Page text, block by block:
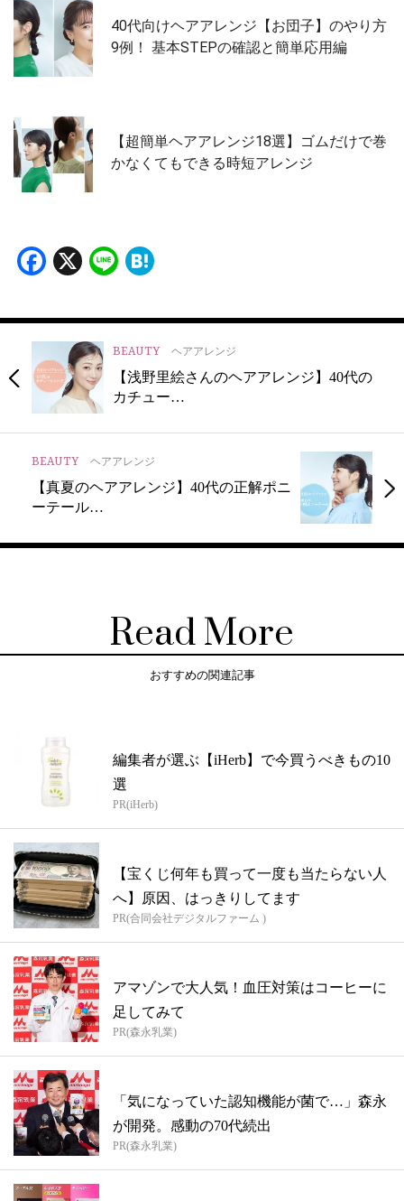
40代向けヘアアレンジ【お団子】のやり方
9例！ 基本STEPの確認と簡単応用編
【超簡単ヘアアレンジ18選】ゴムだけで巻
かなくてもできる時短アレンジ
Facebook
X Line
BEAUTY ヘアアレンジ
【浅野里絵さんのヘアアレンジ】40代の
カチュー…
BEAUTY ヘアアレンジ
【真夏のヘアアレンジ】40代の正解ポニ
ーテール…
Read More
おすすめの関連記事
編集者が選ぶ【iHerb】で今買うべきもの10
選
PR(iHerb)
【宝くじ何年も買って一度も当たらない人
へ】原因、はっきりしてます
PR(合同会社デジタルファーム )
アマゾンで大人気！血圧対策はコーヒーに
足してみて
PR(森永乳業)
「気になっていた認知機能が菌で…」森永
が開発。感動の70代続出
PR(森永乳業)